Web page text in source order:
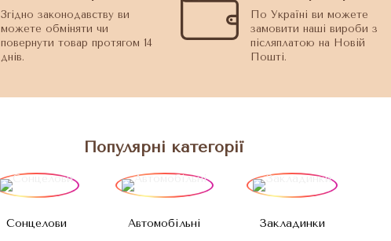
Згідно законодавству ви
можете обміняти чи
повернути товар протягом 14
днів.
По Україні ви можете
замовити наші вироби з
післяплатою на Новій
Пошті.
Популярні категорії
Сонцелови Автомобільні Закладинки